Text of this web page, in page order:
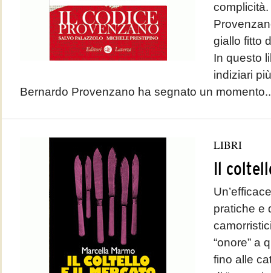
giallo fitto
In questo
indiziari
Bernardo Provenzano ha segnato un
LIBRI
Il
pratiche e
“onore” a
fino alle